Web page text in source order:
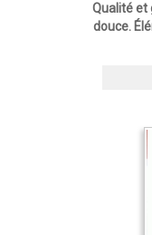
Qualité et
douce.